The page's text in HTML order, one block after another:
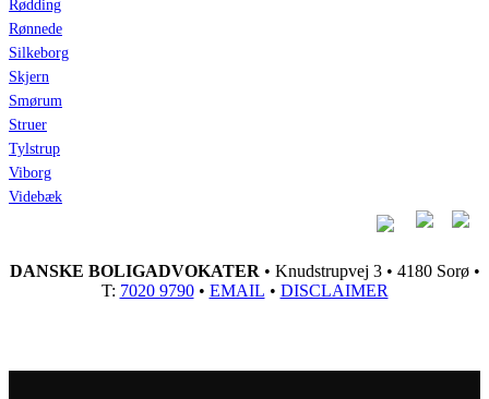
Rødding
Rønnede
Silkeborg
Skjern
Smørum
Struer
Tylstrup
Viborg
Videbæk
DANSKE BOLIGADVOKATER • Knudstrupvej 3 • 4180 Sorø •
T: 7020 9790• EMAIL • DISCLAIMER